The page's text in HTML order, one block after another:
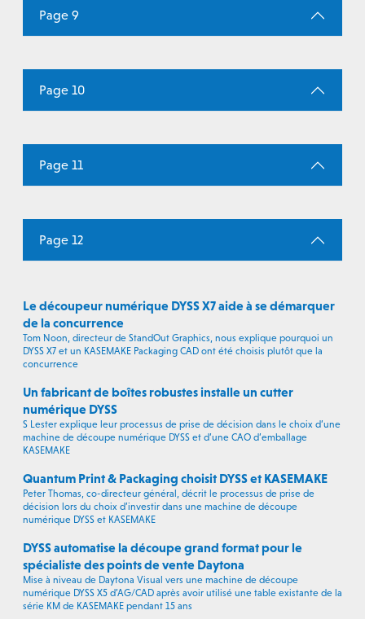
Page 9
Page 10
Page 11
Page 12
Le découpeur numérique DYSS X7 aide à se démarquer
de la concurrence
Tom Noon, directeur de StandOut Graphics, nous explique pourquoi un
DYSS X7 et un KASEMAKE Packaging CAD ont été choisis plutôt que la
concurrence
Un fabricant de boîtes robustes installe un cutter
numérique DYSS
S Lester explique leur processus de prise de décision dans le choix d’une
machine de découpe numérique DYSS et d’une CAO d’emballage
KASEMAKE
Quantum Print & Packaging choisit DYSS et KASEMAKE
Peter Thomas, co-directeur général, décrit le processus de prise de
décision lors du choix d’investir dans une machine de découpe
numérique DYSS et KASEMAKE
DYSS automatise la découpe grand format pour le
spécialiste des points de vente Daytona
Mise à niveau de Daytona Visual vers une machine de découpe
numérique DYSS X5 d’AG/CAD après avoir utilisé une table existante de la
série KM de KASEMAKE pendant 15 ans